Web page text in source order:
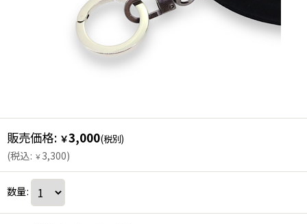
販売価格: ￥3,000(税別)
(税込: ￥3,300)
数量: